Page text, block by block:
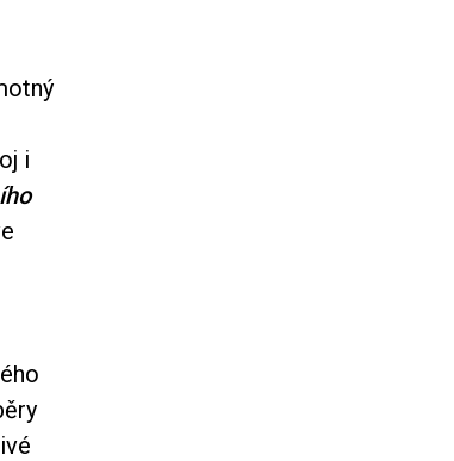
i